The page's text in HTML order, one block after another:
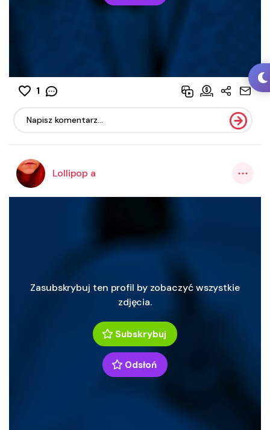
1
Lollipop a
Zasubskrybuj ten profil by zobaczyć wszystkie
zdjęcia.
Subskrybuj
Odsłoń